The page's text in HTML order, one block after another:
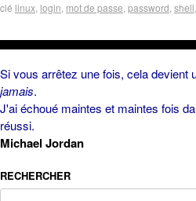
clé linux login mot de passe password shell
Si vous arrêtez une fois, cela devient
jamais.
J'ai échoué maintes et maintes fois
réussi.
Michael Jordan
RECHERCHER